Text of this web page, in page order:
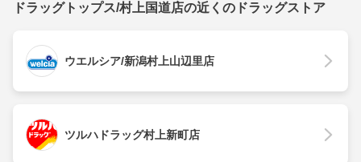
ドラッグトップス/村上国道店の近くのドラッグストア
ウエルシア/新潟村上山辺里店
ツルハドラッグ村上新町店